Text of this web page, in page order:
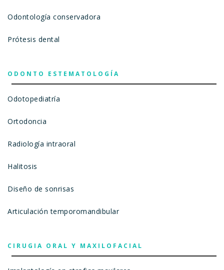
Odontología conservadora
Prótesis dental
ODONTO ESTEMATOLOGÍA
Odotopediatría
Ortodoncia
Radiología intraoral
Halitosis
Diseño de sonrisas
Articulación temporomandibular
CIRUGIA ORAL Y MAXILOFACIAL